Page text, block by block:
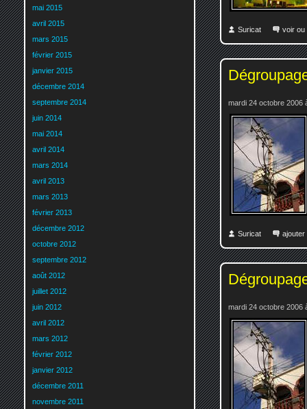
Suricat voir ou
mardi 24 octobre 2006
Suricat ajouter
mardi 24 octobre 2006
mai 2015
avril 2015
mars 2015
février 2015
janvier 2015
décembre 2014
septembre 2014
juin 2014
mai 2014
avril 2014
mars 2014
avril 2013
mars 2013
février 2013
décembre 2012
octobre 2012
septembre 2012
août 2012
juillet 2012
juin 2012
avril 2012
mars 2012
février 2012
janvier 2012
décembre 2011
novembre 2011